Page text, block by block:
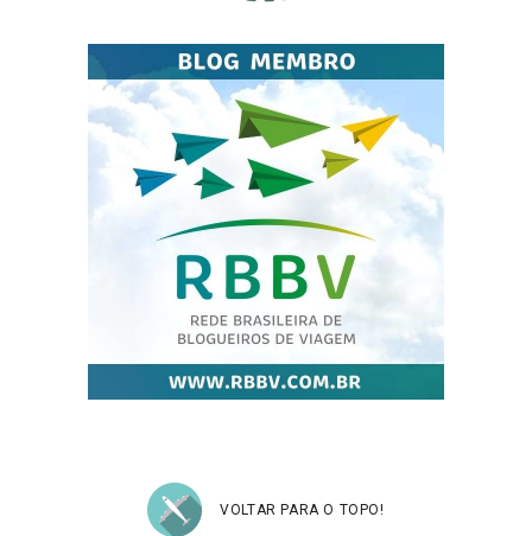
VOLTAR PARA O TOPO!